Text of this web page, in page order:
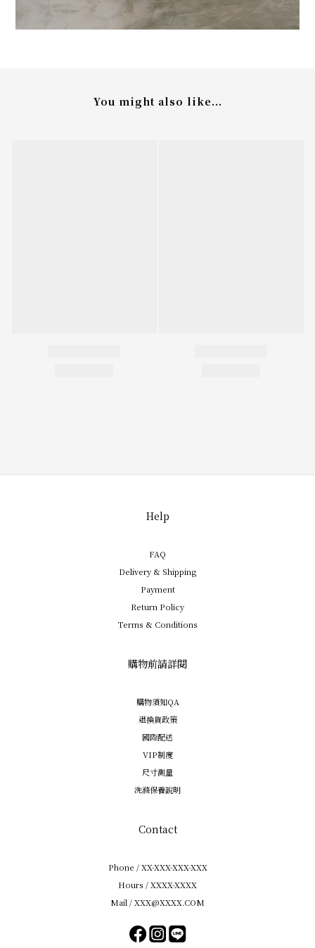
You might also like...
Help
FAQ
Delivery & Shipping
Payment
Return Policy
Terms & Conditions
購物前請詳閱
購物須知QA
退換貨政策
國際配送
VIP制度
尺寸測量
洗滌保養說明
Contact
Phone / XX-XXX-XXX-XXX
Hours / XXXX-XXXX
Mail / XXX@XXXX.COM